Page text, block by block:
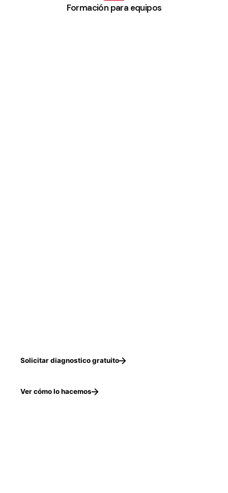
Formación para equipos
Solicitar diagnostico gratuito
Ver cómo lo hacemos